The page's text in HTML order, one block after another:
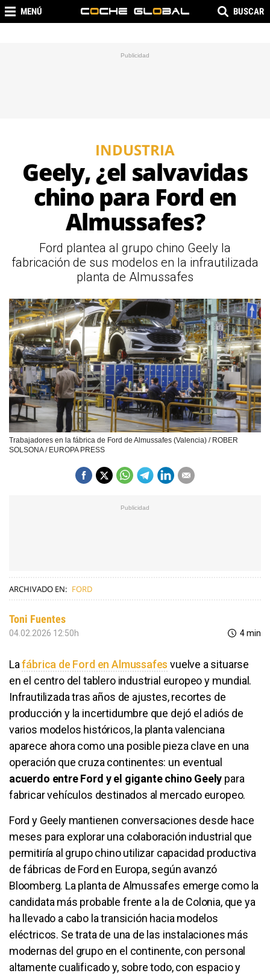
MENÚ BUSCAR
INDUSTRIA
Geely, ¿el salvavidas
chino para Ford en
Almussafes?
Ford plantea al grupo chino Geely la
fabricación de sus modelos en la infrautilizada
planta de Almussafes
Trabajadores en la fábrica de Ford de Almussafes (Valencia) / ROBER
SOLSONA / EUROPA PRESS
ARCHIVADO EN: FORD
Toni Fuentes
04.02.2026 12:50h 4 min
Lafábrica de Ford en Almussafes vuelve a situarse
en el centro del tablero industrial europeo y mundial.
Infrautilizada tras años de ajustes, recortes de
producción y la incertidumbre que dejó el adiós de
varios modelos históricos, la planta valenciana
aparece ahora como una posible pieza clave en una
operación que cruza continentes: un eventual
acuerdo entre Ford y el gigante chino Geely para
fabricar vehículos destinados al mercado europeo.
Ford y Geely mantienen conversaciones desde hace
meses para explorar una colaboración industrial que
permitiría al grupo chino utilizar capacidad productiva
de fábricas de Ford en Europa, según avanzó
Bloomberg. La planta de Almussafes emerge como la
candidata más probable frente a la de Colonia, que ya
ha llevado a cabo la transición hacia modelos
eléctricos. Se trata de una de las instalaciones más
modernas del grupo en el continente, con personal
altamente cualificado y, sobre todo, con espacio y